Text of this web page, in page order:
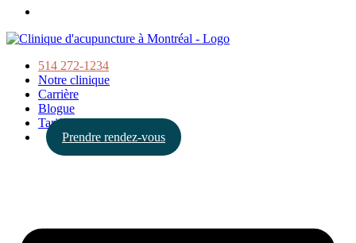
514 272-1234
Notre clinique
Carrière
Blogue
Tarifs
Prendre rendez-vous